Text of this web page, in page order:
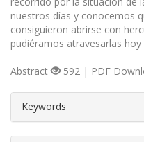
nuestros días y conocemos
consiguieron abrirse con
pudiéramos atravesarlas
Abstract 592 | PDF
Keywords